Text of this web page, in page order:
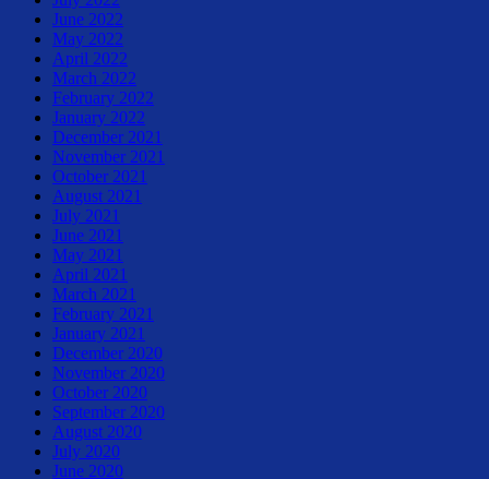
June 2022
May 2022
April 2022
March 2022
February 2022
January 2022
December 2021
November 2021
October 2021
August 2021
July 2021
June 2021
May 2021
April 2021
March 2021
February 2021
January 2021
December 2020
November 2020
October 2020
September 2020
August 2020
July 2020
June 2020